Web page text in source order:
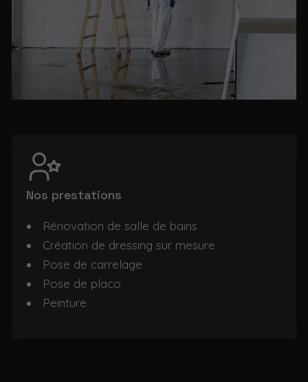
Nos prestations
Rénovation de salle de bains
Création de dressing sur mesure
Pose de carrelage
Pose de placo
Peinture